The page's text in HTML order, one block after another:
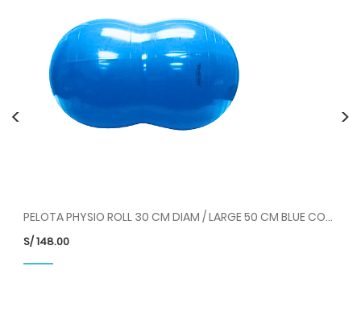
PELOTA PHYSIO ROLL 30 CM DIAM / LARGE 50 CM BLUE COD 88.00 LDP
S/148.00
< >